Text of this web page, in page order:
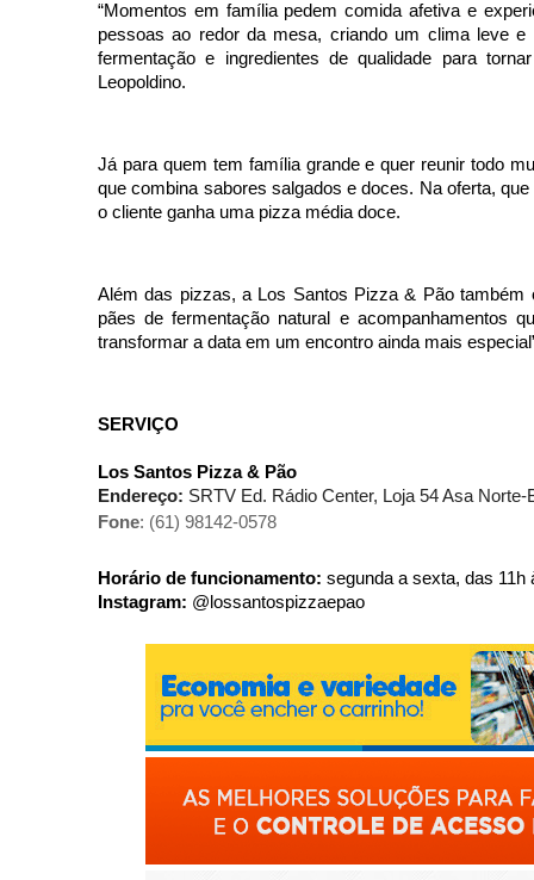
“Momentos em família pedem comida afetiva e
pessoas ao redor da mesa, criando um clima leve
fermentação e ingredientes de qualidade para
Leopoldino.
Já para quem tem família grande e quer reunir todo
que combina sabores salgados e doces. Na oferta,
o cliente ganha uma pizza média doce.
Além das pizzas, a Los Santos Pizza & Pão também
pães de fermentação natural e acompanhamentos
transformar a data em um encontro ainda mais
SERVIÇO
Los Santos Pizza & Pão
Endereço: SRTV Ed. Rádio Center, Loja 54 Asa
Fone: (61) 98142-0578
Horário de funcionamento: segunda a sexta, das
Instagram: @lossantospizzaepao